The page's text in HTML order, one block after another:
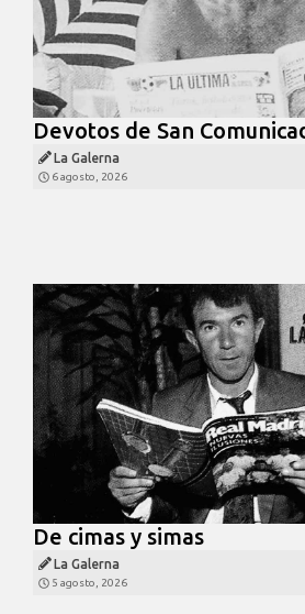
Devotos de San
La Galerna
6 agosto, 2026
De cimas y simas
La Galerna
5 agosto, 2026